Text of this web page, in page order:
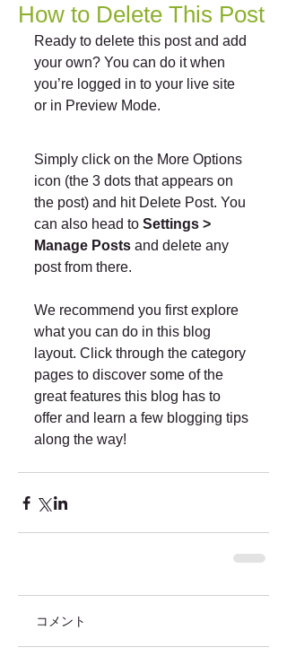
How to Delete This Post
Ready to delete this post and add
your own? You can do it when
you’re logged in to your live site
or in Preview Mode.
Simply click on the More Options
icon (the 3 dots that appears on
the post) and hit Delete Post. You
can also head to Settings >
Manage Posts and delete any
post from there.
We recommend you first explore
what you can do in this blog
layout. Click through the category
pages to discover some of the
great features this blog has to
offer and learn a few blogging tips
along the way!
コメント